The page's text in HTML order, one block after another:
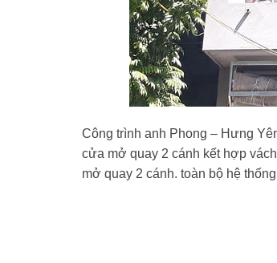
Công trình anh Phong – Hưng
cửa mở quay 2 cánh kết hợp
mở quay 2 cánh. toàn bộ hệ